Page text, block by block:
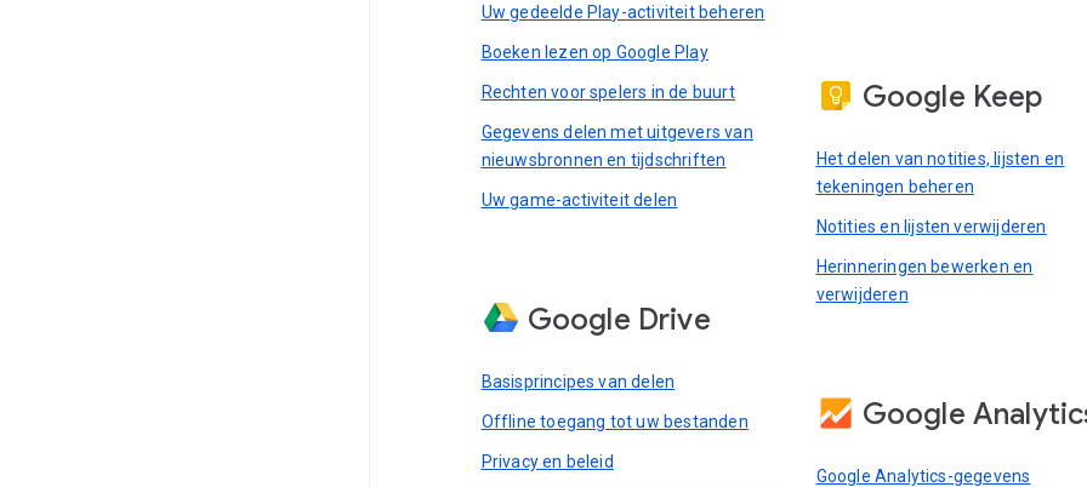
Uw gedeelde Play-activiteit beheren
Boeken lezen op Google Play
Rechten voor spelers in de buurt
Gegevens delen met uitgevers van
nieuwsbronnen en tijdschriften
Uw game-activiteit delen
Google Drive
Basisprincipes van delen
Offline toegang tot uw bestanden
Privacy en beleid
Google Keep
Het delen van notities, lijsten en
tekeningen beheren
Notities en lijsten verwijderen
Herinneringen bewerken en
verwijderen
Google
Google Analytics-gegevens